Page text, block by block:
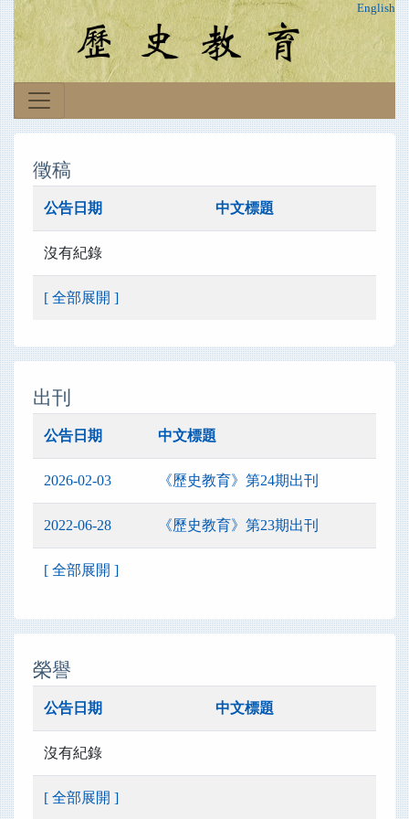
English
徵稿
公告日期 中文標題
沒有紀錄
[ 全部展開 ]
出刊
公告日期 中文標題
2026-02-03 《歷史教育》第24期出刊
2022-06-28 《歷史教育》第23期出刊
[ 全部展開 ]
榮譽
公告日期 中文標題
沒有紀錄
[ 全部展開 ]